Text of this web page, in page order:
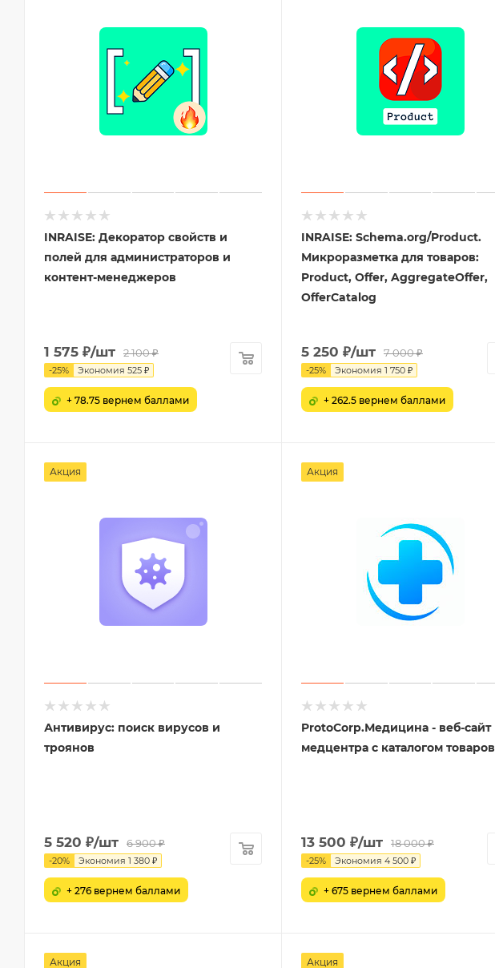
INRAISE: Декоратор свойств и
полей для администраторов и
контент-менеджеров
1 575 ₽/шт 2 100₽
-25% Экономия 525 ₽
+ 78.75 вернем баллами
INRAISE: Schema.org/Product.
Микроразметка для товаров:
Product, Offer, AggregateOffer,
OfferCatalog
5 250 ₽/шт 7 000₽
-25% Экономия 1 750 ₽
+ 262.5 вернем баллами
Акция
Антивирус: поиск вирусов и
троянов
5 520 ₽/шт 6 900₽
-20% Экономия 1 380 ₽
+ 276 вернем баллами
Акция
ProtoCorp.Медицина - веб-сайт
медцентра с каталогом товаров
13 500 ₽/шт 18 000₽
-25% Экономия 4 500 ₽
+ 675 вернем баллами
Акция Акция